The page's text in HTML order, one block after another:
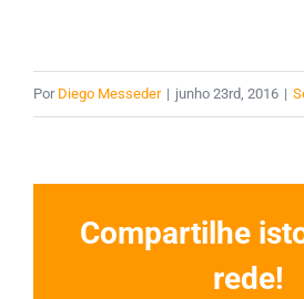
Por Diego Messeder | junho 23rd, 2016 |
Compartilhe
rede!